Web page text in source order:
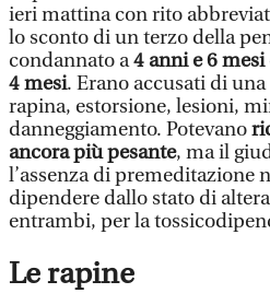
ieri mattina con rito
lo sconto di un terzo della
condannato a4 anni e 6
4 mesi. Erano accusati di
rapina, estorsione, lesioni,
danneggiamento. Potevano
ancora più pesante, ma il
l’assenza di premeditazione
dipendere dallo stato di
entrambi, per la
Le rapine